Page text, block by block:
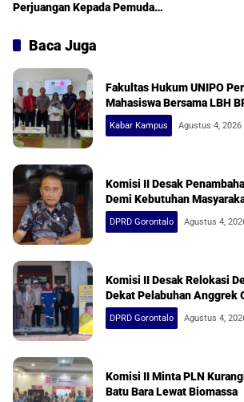
Perjuangan Kepada Pemuda
Baca Juga
Fakultas Hukum UNIPO
Mahasiswa Bersama LBH
Kabar Kampus Agustus 4, 2026
Komisi II Desak
Demi Kebutuhan
DPRD Gorontalo Agustus 4,
Komisi II Desak Relokasi
Dekat Pelabuhan Anggrek
DPRD Gorontalo Agustus 4,
Komisi II Minta PLN
Batu Bara Lewat Biomassa